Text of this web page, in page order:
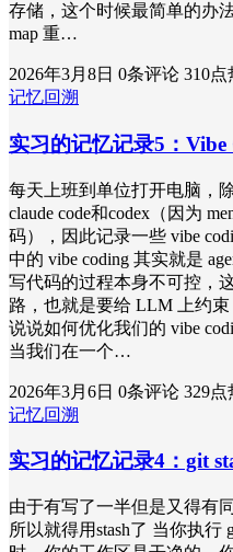
存储，这个时候最简单的办
map 重…
2026年3月8日 0条评论 310点
记忆回溯
实习的记忆记录5：Vibe
每天上班到单位打开电脑，
claude code和codex（因为
码），因此记录一些 vibe
中的 vibe coding 其实就是
写代码的过程本身不可控，
路，也就是要给 LLM 上约
说说如何优化我们的 vibe
当我们在一个…
2026年3月6日 0条评论 329点
记忆回溯
实习的记忆记录4：git
由于有写了一半但是又得有
所以就得用stash了 当你执行